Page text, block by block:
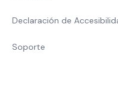
Declaración de
Soporte